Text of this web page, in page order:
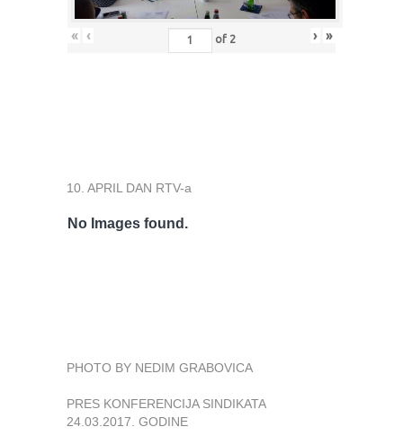
« ‹ of 2 › »
10. APRIL DAN RTV-a
No Images found.
PHOTO BY NEDIM GRABOVICA
PRES KONFERENCIJA SINDIKATA
24.03.2017. GODINE